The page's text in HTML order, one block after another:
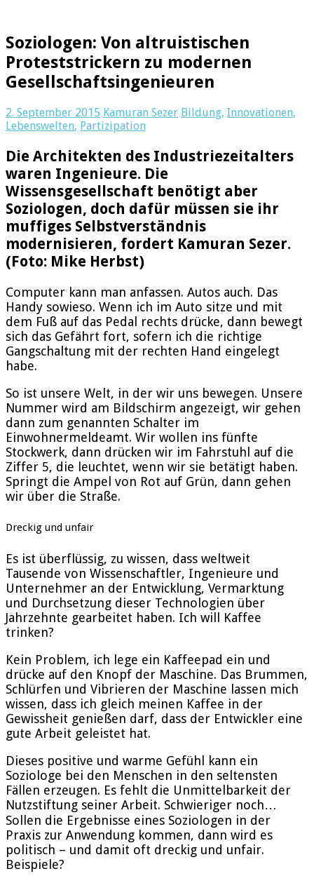
Soziologen: Von altruistischen
Proteststrickern zu modernen
Gesellschaftsingenieuren
2. September 2015 Kamuran Sezer Bildung, Innovationen,
Lebenswelten, Partizipation
Die Architekten des Industriezeitalters
waren Ingenieure. Die
Wissensgesellschaft benötigt aber
Soziologen, doch dafür müssen sie ihr
muffiges Selbstverständnis
modernisieren, fordert Kamuran Sezer.
(Foto: Mike Herbst)
Computer kann man anfassen. Autos auch. Das
Handy sowieso. Wenn ich im Auto sitze und mit
dem Fuß auf das Pedal rechts drücke, dann bewegt
sich das Gefährt fort, sofern ich die richtige
Gangschaltung mit der rechten Hand eingelegt
habe.
So ist unsere Welt, in der wir uns bewegen. Unsere
Nummer wird am Bildschirm angezeigt, wir gehen
dann zum genannten Schalter im
Einwohnermeldeamt. Wir wollen ins fünfte
Stockwerk, dann drücken wir im Fahrstuhl auf die
Ziffer 5, die leuchtet, wenn wir sie betätigt haben.
Springt die Ampel von Rot auf Grün, dann gehen
wir über die Straße.
Dreckig und unfair
Es ist überflüssig, zu wissen, dass weltweit
Tausende von Wissenschaftler, Ingenieure und
Unternehmer an der Entwicklung, Vermarktung
und Durchsetzung dieser Technologien über
Jahrzehnte gearbeitet haben. Ich will Kaffee
trinken?
Kein Problem, ich lege ein Kaffeepad ein und
drücke auf den Knopf der Maschine. Das Brummen,
Schlürfen und Vibrieren der Maschine lassen mich
wissen, dass ich gleich meinen Kaffee in der
Gewissheit genießen darf, dass der Entwickler eine
gute Arbeit geleistet hat.
Dieses positive und warme Gefühl kann ein
Soziologe bei den Menschen in den seltensten
Fällen erzeugen. Es fehlt die Unmittelbarkeit der
Nutzstiftung seiner Arbeit. Schwieriger noch…
Sollen die Ergebnisse eines Soziologen in der
Praxis zur Anwendung kommen, dann wird es
politisch – und damit oft dreckig und unfair.
Beispiele?